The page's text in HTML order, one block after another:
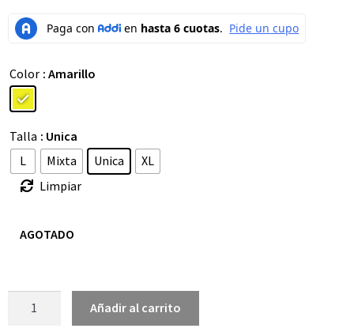
Color : Amarillo
Talla : Unica
L
Mixta Unica
XL
Limpiar
AGOTADO
Añadir al carrito